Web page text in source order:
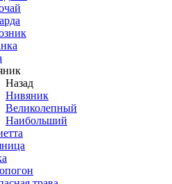
Назад
Нивяник
Великолепный
Наибольший